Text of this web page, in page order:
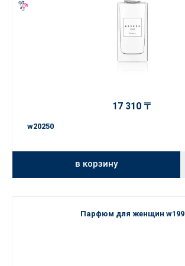
17 310 〒
w20250
в корзину
Парфюм для женщин w199